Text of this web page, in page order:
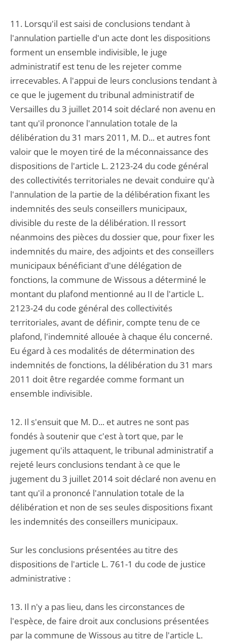
11. Lorsqu'il est saisi de conclusions tendant à
l'annulation partielle d'un acte dont les dispositions
forment un ensemble indivisible, le juge
administratif est tenu de les rejeter comme
irrecevables. A l'appui de leurs conclusions tendant à
ce que le jugement du tribunal administratif de
Versailles du 3 juillet 2014 soit déclaré non avenu en
tant qu'il prononce l'annulation totale de la
délibération du 31 mars 2011, M. D... et autres font
valoir que le moyen tiré de la méconnaissance des
dispositions de l'article L. 2123-24 du code général
des collectivités territoriales ne devait conduire qu'à
l'annulation de la partie de la délibération fixant les
indemnités des seuls conseillers municipaux,
divisible du reste de la délibération. Il ressort
néanmoins des pièces du dossier que, pour fixer les
indemnités du maire, des adjoints et des conseillers
municipaux bénéficiant d'une délégation de
fonctions, la commune de Wissous a déterminé le
montant du plafond mentionné au II de l'article L.
2123-24 du code général des collectivités
territoriales, avant de définir, compte tenu de ce
plafond, l'indemnité allouée à chaque élu concerné.
Eu égard à ces modalités de détermination des
indemnités de fonctions, la délibération du 31 mars
2011 doit être regardée comme formant un
ensemble indivisible.
12. Il s'ensuit que M. D... et autres ne sont pas
fondés à soutenir que c'est à tort que, par le
jugement qu'ils attaquent, le tribunal administratif a
rejeté leurs conclusions tendant à ce que le
jugement du 3 juillet 2014 soit déclaré non avenu en
tant qu'il a prononcé l'annulation totale de la
délibération et non de ses seules dispositions fixant
les indemnités des conseillers municipaux.
Sur les conclusions présentées au titre des
dispositions de l'article L. 761-1 du code de justice
administrative :
13. Il n'y a pas lieu, dans les circonstances de
l'espèce, de faire droit aux conclusions présentées
par la commune de Wissous au titre de l'article L.